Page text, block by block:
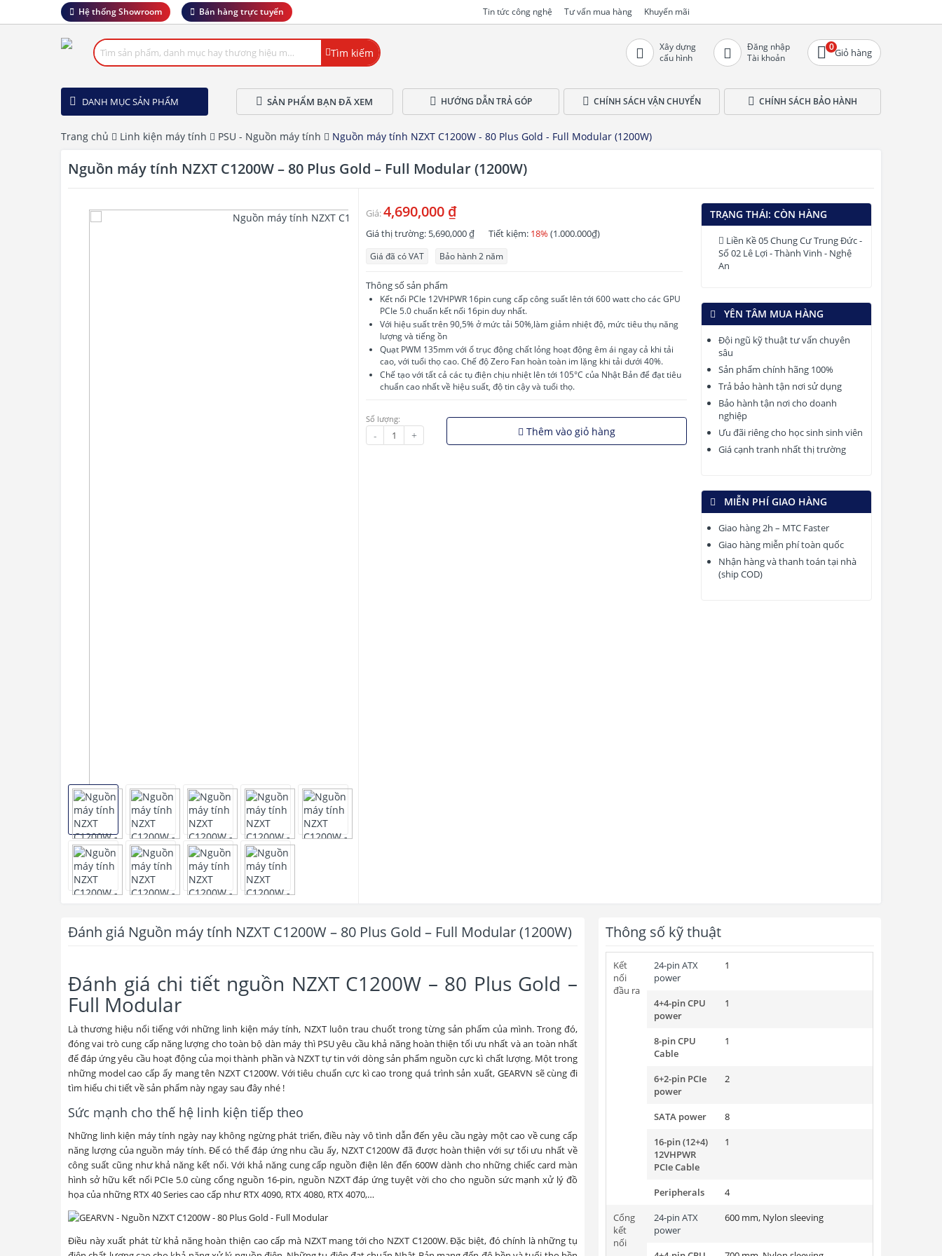
Hệ thống Showroom Bán hàng trực tuyến Tin tức công nghệ Tư vấn mua hàng Khuyến mãi
Tìm kiếm
Xây dựng
cấu hình
Đăng nhập
Tài khoản
0Giỏ hàng
DANH MỤC SẢN PHẨM SẢN PHẨM BẠN ĐÃ XEM HƯỚNG DẪN TRẢ GÓP CHÍNH SÁCH VẬN CHUYỂN CHÍNH SÁCH BẢO HÀNH
Trang chủ Linh kiện máy tính PSU - Nguồn máy tính Nguồn máy tính NZXT C1200W - 80 Plus Gold - Full Modular (1200W)
Nguồn máy tính NZXT C1200W – 80 Plus Gold – Full Modular (1200W)
Giá:4,690,000 ₫
Giá thị trường: 5,690,000 ₫ Tiết kiệm: 18% (1.000.000₫)
Giá đã có VAT Bảo hành 2 năm
Thông số sản phẩm
Kết nối PCIe 12VHPWR 16pin cung cấp công suất lên tới 600 watt cho các GPU
PCIe 5.0 chuẩn kết nối 16pin duy nhất.
Với hiệu suất trên 90,5% ở mức tải 50%,làm giảm nhiệt độ, mức tiêu thụ năng
lượng và tiếng ồn
Quạt PWM 135mm với ổ trục động chất lỏng hoạt động êm ái ngay cả khi tải
cao, với tuổi thọ cao. Chế độ Zero Fan hoàn toàn im lặng khi tải dưới 40%.
Chế tạo với tất cả các tụ điện chịu nhiệt lên tới 105°C của Nhật Bản để đạt tiêu
chuẩn cao nhất về hiệu suất, độ tin cậy và tuổi thọ.
Số lượng:
- + Thêm vào giỏ hàng
TRẠNG THÁI: CÒN HÀNG
Liền Kề 05 Chung Cư Trung Đức -
Số 02 Lê Lợi - Thành Vinh - Nghệ
An
YÊN TÂM MUA HÀNG
Đội ngũ kỹ thuật tư vấn chuyên
sâu
Sản phẩm chính hãng 100%
Trả bảo hành tận nơi sử dụng
Bảo hành tận nơi cho doanh
nghiệp
Ưu đãi riêng cho học sinh sinh viên
Giá cạnh tranh nhất thị trường
MIỄN PHÍ GIAO HÀNG
Giao hàng 2h – MTC Faster
Giao hàng miễn phí toàn quốc
Nhận hàng và thanh toán tại nhà
(ship COD)
Đánh giá Nguồn máy tính NZXT C1200W – 80 Plus Gold – Full Modular (1200W)
Đánh giá chi tiết nguồn NZXT C1200W – 80 Plus Gold –
Full Modular
Là thương hiệu nổi tiếng với những linh kiện máy tính, NZXT luôn trau chuốt trong từng sản phẩm của mình. Trong đó,
đóng vai trò cung cấp năng lượng cho toàn bộ dàn máy thì PSU yêu cầu khả năng hoàn thiện tối ưu nhất và an toàn nhất
để đáp ứng yêu cầu hoạt động của mọi thành phần và NZXT tự tin với dòng sản phẩm nguồn cực kì chất lượng. Một trong
những model cao cấp ấy mang tên NZXT C1200W. Với tiêu chuẩn cực kì cao trong quá trình sản xuất, GEARVN sẽ cùng đi
tìm hiểu chi tiết về sản phẩm này ngay sau đây nhé !
Sức mạnh cho thế hệ linh kiện tiếp theo
Những linh kiện máy tính ngày nay không ngừng phát triển, điều này vô tình dẫn đến yêu cầu ngày một cao về cung cấp
năng lượng của nguồn máy tính. Để có thể đáp ứng nhu cầu ấy, NZXT C1200W đã được hoàn thiện với sự tối ưu nhất về
công suất cũng như khả năng kết nối. Với khả năng cung cấp nguồn điện lên đến 600W dành cho những chiếc card màn
hình sở hữu kết nối PCIe 5.0 cùng cổng nguồn 16-pin, nguồn NZXT đáp ứng tuyệt vời cho cho nguồn sức mạnh xử lý đồ
họa của những RTX 40 Series cao cấp như RTX 4090, RTX 4080, RTX 4070,…
Điều này xuất phát từ khả năng hoàn thiện cao cấp mà NZXT mang tới cho NZXT C1200W. Đặc biệt, đó chính là những tụ
Thông số kỹ thuật
Kết
nối
đầu ra
24-pin ATX
power
1
4+4-pin CPU
power
1
8-pin CPU
Cable
1
6+2-pin PCIe
power
2
SATA power
8
16-pin (12+4)
12VHPWR
PCIe Cable
1
Peripherals
4
Cổng
kết
nối
24-pin ATX
power
600 mm, Nylon sleeving